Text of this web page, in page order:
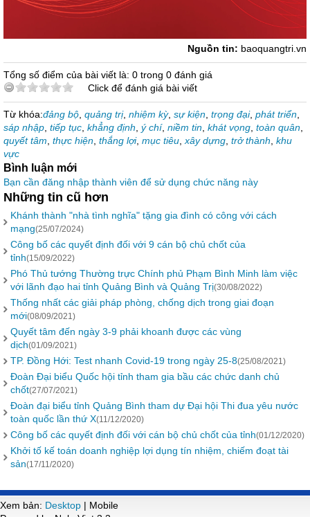
Nguồn tin: baoquangtri.vn
Tổng số điểm của bài viết là: 0 trong 0 đánh giá
Click để đánh giá bài viết
Từ khóa:đảng bộ quảng trị, nhiệm kỳ, sự kiện trọng đại, phát triển
sáp nhập tiếp tục khẳng định ý chí, niềm tin khát vọng toàn quân
quyết tâm thực hiện thắng lợi, mục tiêu xây dựng trở thành khu
vực
Bình luận mới
Bạn cần đăng nhập thành viên để sử dụng chức năng này
Những tin cũ hơn
Khánh thành "nhà tình nghĩa" tặng gia đình có công với cách
mạng(25/07/2024)
Công bố các quyết định đối với 9 cán bộ chủ chốt của
tỉnh(15/09/2022)
Phó Thủ tướng Thường trực Chính phủ Phạm Bình Minh làm việc
với lãnh đạo hai tỉnh Quảng Bình và Quảng Trị(30/08/2022)
Thống nhất các giải pháp phòng, chống dịch trong giai đoạn
mới(08/09/2021)
Quyết tâm đến ngày 3-9 phải khoanh được các vùng
dịch(01/09/2021)
TP. Đồng Hới: Test nhanh Covid-19 trong ngày 25-8(25/08/2021)
Đoàn Đại biểu Quốc hội tỉnh tham gia bầu các chức danh chủ
chốt(27/07/2021)
Đoàn đại biểu tỉnh Quảng Bình tham dự Đại hội Thi đua yêu nước
toàn quốc lần thứ X(11/12/2020)
Công bố các quyết định đối với cán bộ chủ chốt của tỉnh(01/12/2020)
Khởi tố kế toán doanh nghiệp lợi dụng tín nhiệm, chiếm đoạt tài
sản(17/11/2020)
Xem bản: Desktop | Mobile